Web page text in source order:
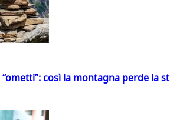
così la montagna perde la